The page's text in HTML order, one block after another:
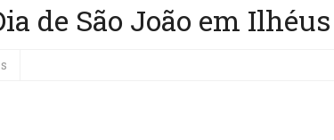
de São João em Ilhéus